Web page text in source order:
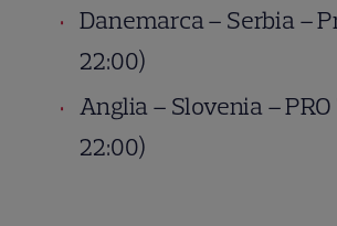
Danemarca – Serbia –
22:00)
Anglia – Slovenia – PRO
22:00)